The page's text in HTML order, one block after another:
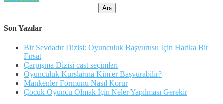
Son Yazılar
Bir Sevdadır Dizisi: Oyunculuk Başvurusu İçin Harika Bir
Fırsat
Çarpışma Dizisi cast seçimleri
Oyunculuk Kurslarına Kimler Başvurabilir?
Mankenler Formunu Nasıl Korur
Çocuk Oyuncu Olmak İçin Neler Yapılması Gerekir